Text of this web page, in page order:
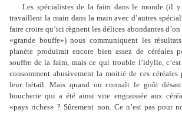
Les spécialistes de la faim dans le monde (il y
travaillent la main dans la main avec d’autres
faire croire qu’ici règnent les délices abondantes d’on
«grande bouffe») nous communiquent les
planète produirait encore bien assez de céréales
souffre de la faim, mais ce qui trouble l’idylle, c’
consomment abusivement la moitié de ces céréales
leur bétail. Mais quand on connaît le goût
boucherie qui a été ainsi vite engraissée aux
«pays riches» ? Sûrement non. Ce n’est pas pour